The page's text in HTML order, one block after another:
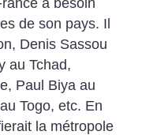
de son pays. Il
Denis Sassou
au Tchad,
Paul Biya au
Togo, etc. En
la métropole